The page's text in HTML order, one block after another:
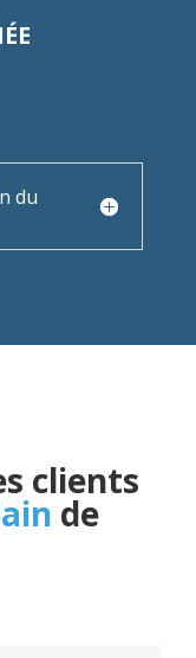
du
clients
de